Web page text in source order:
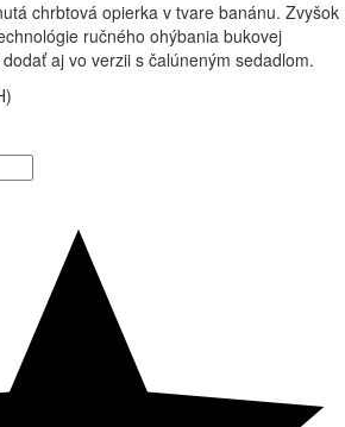
chrbtová opierka v tvare banánu. Zvyšok
ručného ohýbania bukovej
aj vo verzii s čalúneným sedadlom.